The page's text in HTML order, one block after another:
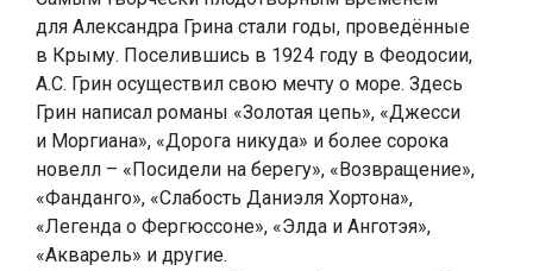
для Александра Грина стали годы, проведённые
в Крыму. Поселившись в 1924 году в Феодосии,
А.С. Грин осуществил свою мечту о море. Здесь
Грин написал романы «Золотая цепь», «Джесси
и Моргиана», «Дорога никуда» и более сорока
новелл – «Посидели на берегу», «Возвращение»,
«Фанданго», «Слабость Даниэля Хортона»,
«Легенда о Фергюссоне», «Элда и Анготэя»,
«Акварель» и другие.